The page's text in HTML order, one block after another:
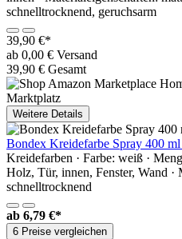
schnelltrocknend, geruchsarm
39,90 €*
ab 0,00 € Versand
39,90 € Gesamt
Marktplatz
Weitere Details
Bondex Kreidefarbe Spray 400
Kreidefarben · Farbe: weiß ·
Holz, Tür, innen, Fenster, Wand ·
schnelltrocknend
ab 6,79 €*
6 Preise vergleichen